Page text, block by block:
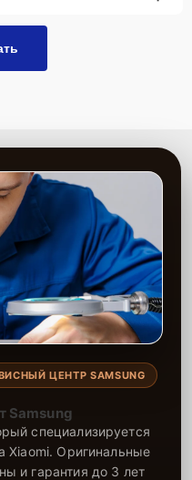
ЦЕНТР SAMSUNG
Samsung
специализируется
Xiaomi. Оригинальные
и гарантия до 3 лет